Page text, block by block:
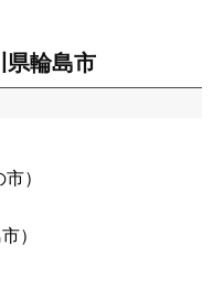
県輪島市
）
）